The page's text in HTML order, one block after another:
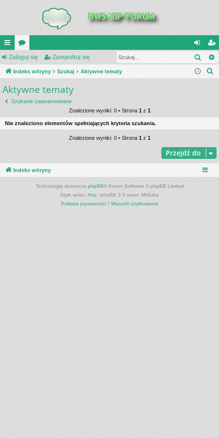
UI
C
K
_L
IN
K
or
a
al
og
ę
ar
ej
j
si
Zaloguj się Zarejestruj się
Indeks witryny Szukaj Aktywne tematy
Aktywne tematy
Szukanie zaawansowane
Znalezione wyniki: 0 • Strona 1 z 1
Nie znaleziono elementów spełniających kryteria szukania.
Znalezione wyniki: 0 • Strona 1z 1
Przejdź do
Indeks witryny
Technologię dostarcza phpBB® Forum Software © phpBB Limited
Style autor: Arty - phpBB 3.3 autor: MrGaby
Polityka prywatności| Warunki użytkowania